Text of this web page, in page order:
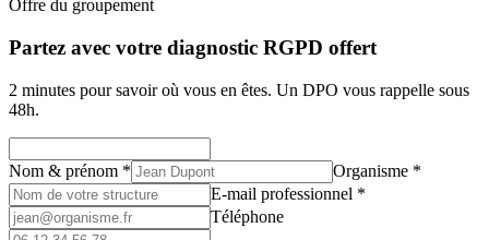
Offre du groupement
Partez avec votre diagnostic RGPD offert
2 minutes pour savoir où vous en êtes. Un DPO vous rappelle sous
48h.
Nom & prénom * Organisme *
E-mail professionnel *
Téléphone